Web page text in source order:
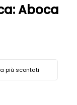
Aboca